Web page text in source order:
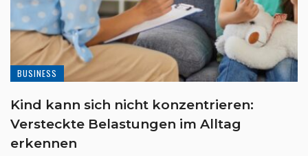
BUSINESS
Kind kann sich nicht konzentrieren:
Versteckte Belastungen im Alltag
erkennen